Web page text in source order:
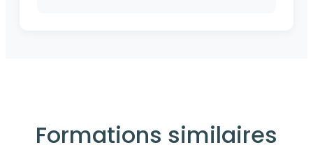
Formations similaires